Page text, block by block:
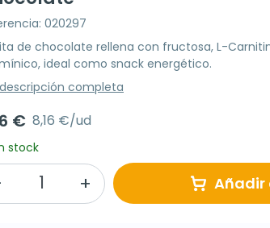
020297
de chocolate rellena con fructosa, L-
ideal como snack energético.
completa
€ 8,16 €/ud
stock
Añadir